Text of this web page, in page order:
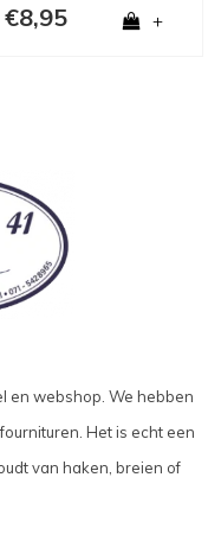
€8,95 +
en webshop. We hebben
Het is echt een
van haken, breien of